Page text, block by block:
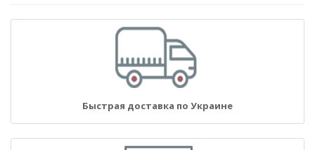
Быстрая доставка по Украине